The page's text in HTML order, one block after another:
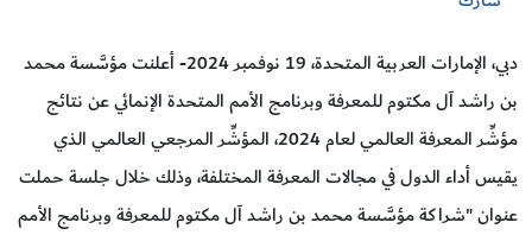
دبي، الإمارات العربية المتحدة، 19 نوفمبر 2024- أعلنت مؤسَّسة محمد
بن راشد آل مكتوم للمعرفة وبرنامج الأمم المتحدة الإنمائي عن نتائج
مؤشِّر المعرفة العالمي لعام 2024، المؤشِّر المرجعي العالمي الذي
يقيس أداء الدول في مجالات المعرفة المختلفة، وذلك خلال جلسة حملت
عنوان "شراكة مؤسَّسة محمد بن راشد آل مكتوم للمعرفة وبرنامج الأمم